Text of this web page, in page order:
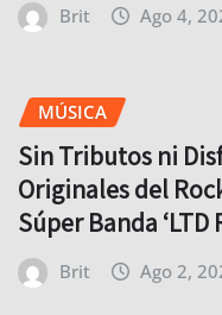
Brit Ago 4,
MÚSICA
Sin Tributos ni
Originales del
Súper Banda ‘LTD
Brit Ago 2,